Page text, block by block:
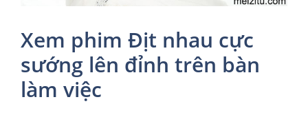
Xem phim Địt nhau cực
sướng lên đỉnh trên bàn
làm việc